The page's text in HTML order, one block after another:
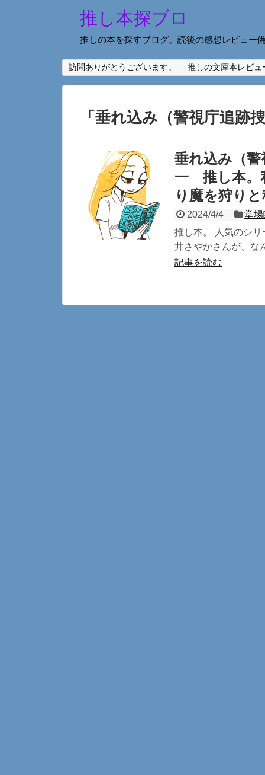
推し本探ブロ
推しの本を探すブログ。読後の感想レビュー
訪問ありがとうございます。 推しの文庫本レビュ
「 垂れ込み（警視庁追跡
垂れ込み（
一 推し本。
り魔を狩り
2024/4/4
堂
推し本。 人気のシ
井さやかさんが、な
記事を読む